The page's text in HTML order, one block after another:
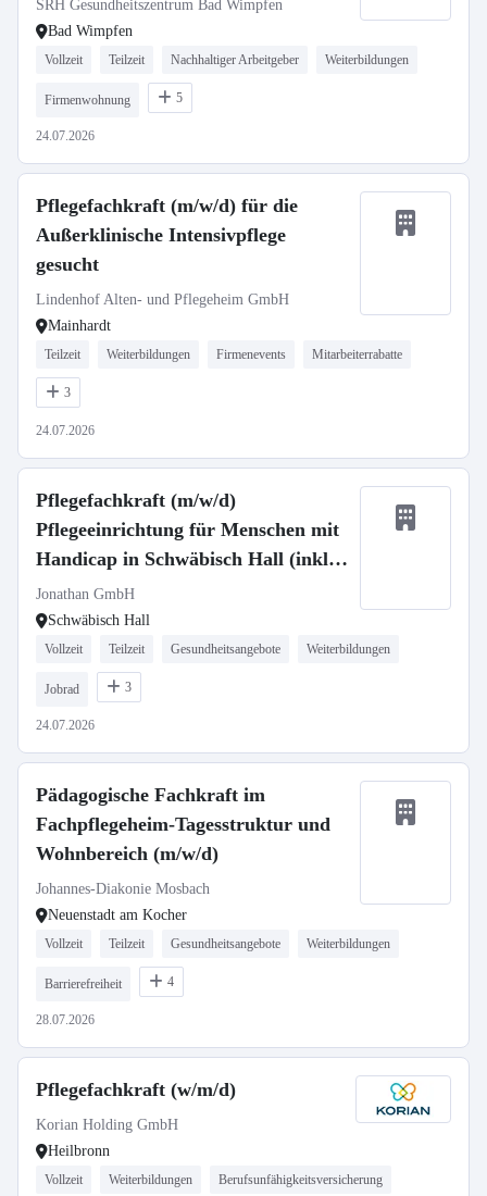
SRH Gesundheitszentrum Bad Wimpfen
Bad Wimpfen
Vollzeit Teilzeit Nachhaltiger Arbeitgeber Weiterbildungen
Firmenwohnung 5
24.07.2026
Pflegefachkraft (m/w/d) für die
Außerklinische Intensivpflege
gesucht
Lindenhof Alten- und Pflegeheim GmbH
Mainhardt
Teilzeit Weiterbildungen Firmenevents Mitarbeiterrabatte
3
24.07.2026
Pflegefachkraft (m/w/d)
Pflegeeinrichtung für Menschen mit
Handicap in Schwäbisch Hall (inkl.
Willkommensprämie)
Jonathan GmbH
Schwäbisch Hall
Vollzeit Teilzeit Gesundheitsangebote Weiterbildungen
Jobrad 3
24.07.2026
Pädagogische Fachkraft im
Fachpflegeheim-Tagesstruktur und
Wohnbereich (m/w/d)
Johannes-Diakonie Mosbach
Neuenstadt am Kocher
Vollzeit Teilzeit Gesundheitsangebote Weiterbildungen
Barrierefreiheit 4
28.07.2026
Pflegefachkraft (w/m/d)
Korian Holding GmbH
Heilbronn
Vollzeit Weiterbildungen Berufsunfähigkeitsversicherung